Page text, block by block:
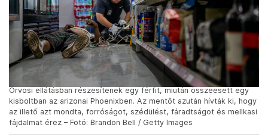
Orvosi ellátásban részesítenek egy férfit, miután összeesett egy
kisboltban az arizonai Phoenixben. Az mentőt azután hívták ki, hogy
az illető azt mondta, forróságot, szédülést, fáradtságot és mellkasi
fájdalmat érez – Fotó: Brandon Bell / Getty Images